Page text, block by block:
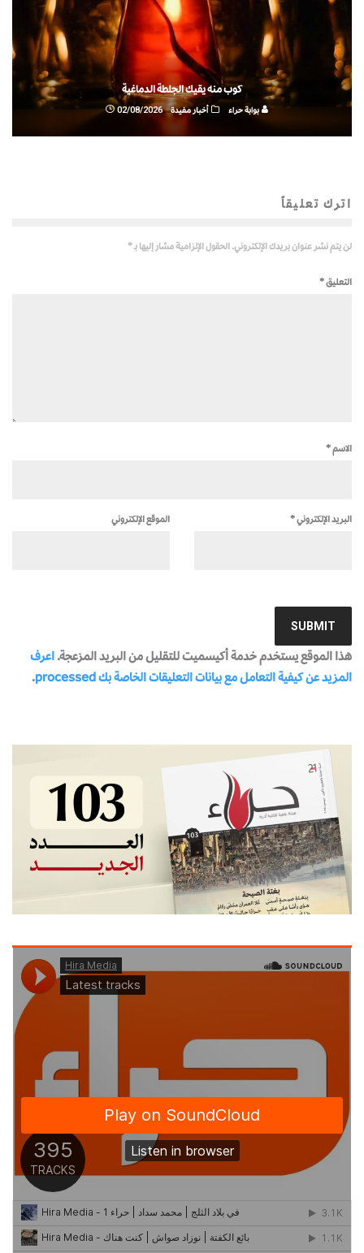
كوب منه يقيك الجلطة الدماغية
بوابة حراء أخبار مفيدة 02/08/2026
اترك تعليقاً
لن يتم نشر عنوان بريدك الإلكتروني. الحقول الإلزامية مشار إليها بـ*
التعليق*
الاسم*
البريد الإلكتروني* الموقع الإلكتروني
هذا الموقع يستخدم خدمة أكيسميت للتقليل من البريد المزعجة. اعرف
المزيد عن كيفية التعامل مع بيانات التعليقات الخاصة بك processed
.